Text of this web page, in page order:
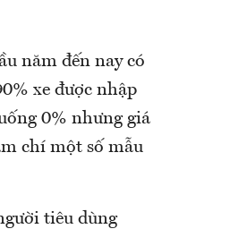
năm đến nay có
xe được nhập
0% nhưng giá
chí một số mẫu
tiêu dùng